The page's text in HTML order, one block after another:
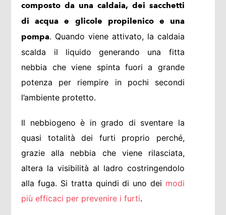
composto da una caldaia, dei sacchetti
di acqua e glicole propilenico e una
pompa. Quando viene attivato, la caldaia
scalda il liquido generando una fitta
nebbia che viene spinta fuori a grande
potenza per riempire in pochi secondi
l’ambiente protetto.
Il nebbiogeno è in grado di sventare la
quasi totalità dei furti proprio perché,
grazie alla nebbia che viene rilasciata,
altera la visibilità al ladro costringendolo
alla fuga. Si tratta quindi di uno dei modi
più efficaci per prevenire i furti.